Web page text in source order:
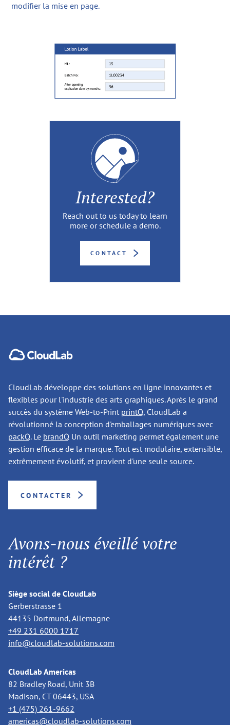
modifier la mise en page.
Interested?
Reach out to us today to learn
more or schedule a demo.
CONTACT
CloudLab développe des solutions en ligne innovantes et
flexibles pour l'industrie des arts graphiques. Après le grand
succès du système Web-to-Print printQ, CloudLab a
révolutionné la conception d'emballages numériques avec
packQ. Le brandQ Un outil marketing permet également une
gestion efficace de la marque. Tout est modulaire, extensible,
extrêmement évolutif, et provient d'une seule source.
CONTACTER
Avons-nous éveillé votre
intérêt ?
Siège social de CloudLab
Gerberstrasse 1
44135 Dortmund, Allemagne
+49 231 6000 1717
info@cloudlab-solutions.com
CloudLab Americas
82 Bradley Road, Unit 3B
Madison, CT 06443, USA
+1 (475) 261-9662
americas@cloudlab-solutions.com